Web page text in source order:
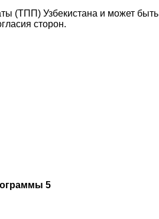
(ТПП) Узбекистана и может быть
сторон.
5